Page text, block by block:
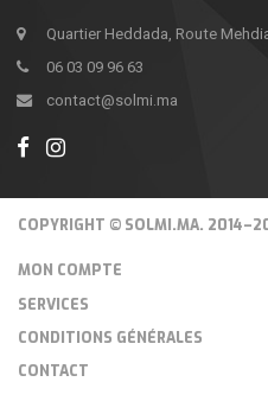
Quartier Heddada, Route
06 03 09 96 63
contact@solmi.ma
COPYRIGHT © SOLMI.MA.
MON COMPTE
SERVICES
CONDITIONS GÉNÉRALES
CONTACT